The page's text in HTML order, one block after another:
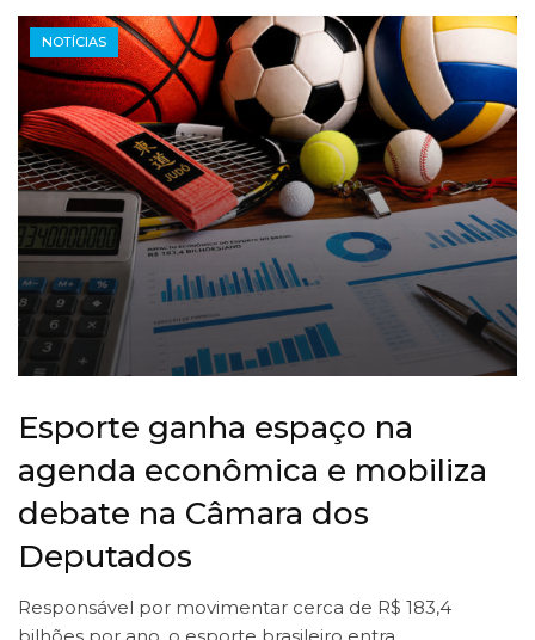
NOTÍCIAS
Esporte ganha espaço na
agenda econômica e mobiliza
debate na Câmara dos
Deputados
Responsável por movimentar cerca de R$ 183,4